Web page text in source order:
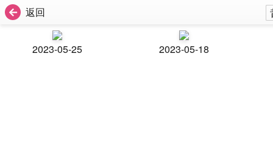
返回
2023-05-25 2023-05-18